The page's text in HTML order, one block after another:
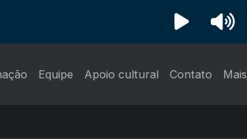
Equipe Apoio cultural Contato Mais